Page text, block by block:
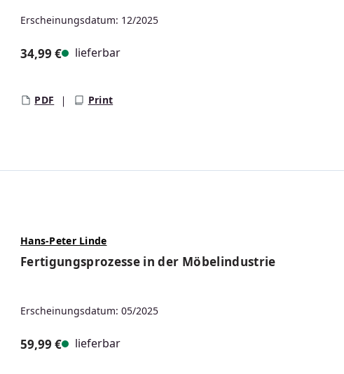
Erscheinungsdatum: 12/2025
34,99 € lieferbar
PDF Print
Hans-Peter Linde
Fertigungsprozesse in der Möbelindustrie
Erscheinungsdatum: 05/2025
59,99 € lieferbar